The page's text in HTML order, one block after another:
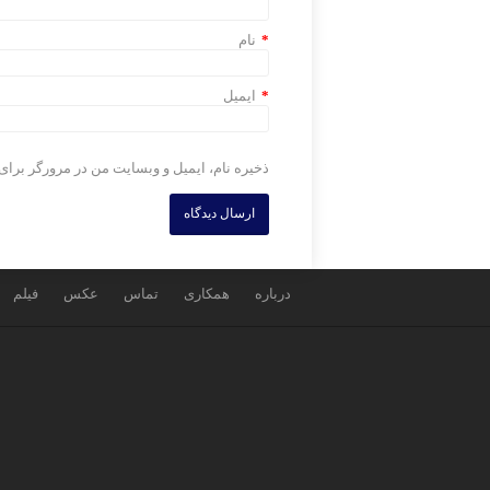
نام *
ایمیل *
ذخیره نام، ایمیل و وبسایت من در مرورگر
درباره همکاری تماس عکس فیلم